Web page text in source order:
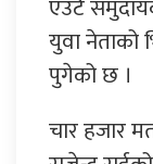
एउटै
युवा नेताको
पुगेको छ ।
चार हजार